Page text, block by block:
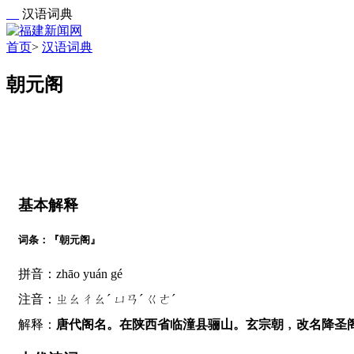
汉语词典
首页> 汉语词典
朝元阁
基本解释
词条：『朝元阁』
拼音：zhāo yuán gé
注音：ㄓㄠㄔㄠˊ ㄩㄢˊ ㄍㄜˊ
解释： 唐代阁名。在陕西省临潼县骊山。玄宗朝﹐改名降圣